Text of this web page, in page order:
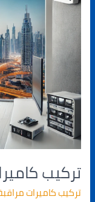
تركيب
تركيب كاميرات